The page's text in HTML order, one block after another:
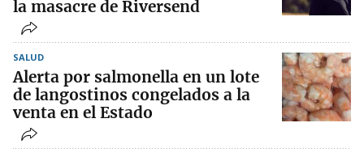
la masacre de Riversend
SALUD
Alerta por salmonella en un lote
de langostinos congelados a la
venta en el Estado